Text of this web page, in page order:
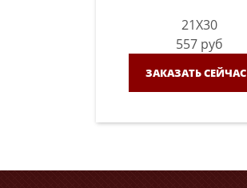
21X30
557 руб
ЗАКАЗАТЬ СЕЙЧАС